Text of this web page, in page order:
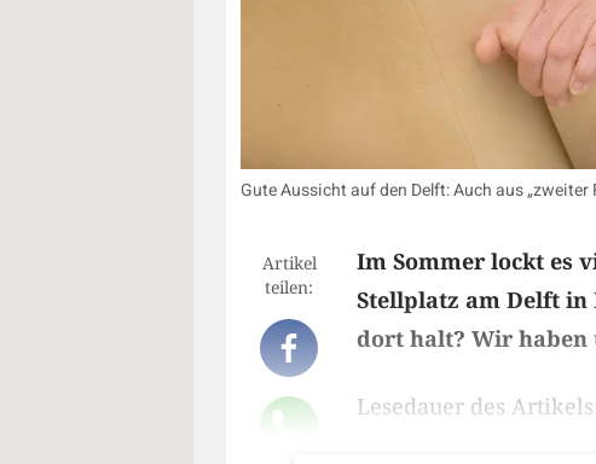
Gute Aussicht auf den Delft: Auch aus
Artikel
teilen:
Im Sommer lockt es
Stellplatz am Delft
dort halt? Wir haben
Lesedauer des